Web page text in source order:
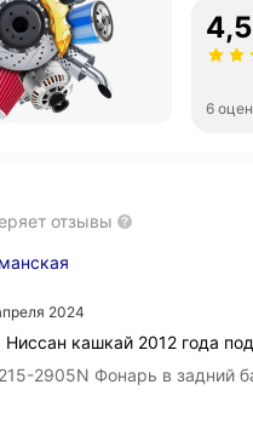
4,5
6
отзывы
2024
Ниссан кашкай 2012 года
2905N Фонарь в задний